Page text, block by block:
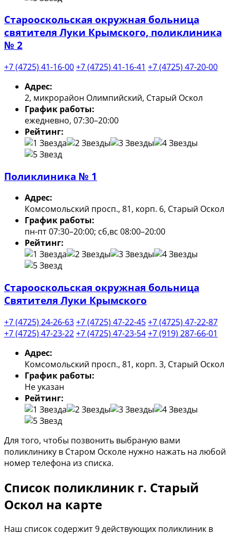
Старооскольская окружная больница
святителя Луки Крымского, поликлиника
№ 2
+7 (4725) 41-16-00+7 (4725) 41-16-41 +7 (4725) 47-20-00
Адрес:
2, микрорайон Олимпийский, Старый Оскол
График работы:
ежедневно, 07:30–20:00
Рейтинг:
Поликлиника № 1
Адрес:
Комсомольский просп., 81, корп. 6, Старый Оскол
График работы:
пн-пт 07:30–20:00; сб,вс 08:00–20:00
Рейтинг:
Старооскольская окружная больница
Святителя Луки Крымского
+7 (4725) 24-26-63+7 (4725) 47-22-45+7 (4725) 47-22-87
+7 (4725) 47-23-22+7 (4725) 47-23-54+7 (919) 287-66-01
Адрес:
Комсомольский просп., 81, корп. 3, Старый Оскол
График работы:
Не указан
Рейтинг:
Для того, чтобы позвонить выбраную вами
поликлинику в Старом Осколе нужно нажать на любой
номер телефона из списка.
Список поликлиник г. Старый
Оскол на карте
Наш список содержит 9 действующих поликлиник в